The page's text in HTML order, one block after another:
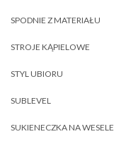
SPODNIE Z MATERIAŁU
STROJE KĄPIELOWE
STYL UBIORU
SUBLEVEL
SUKIENECZKA NA WESELE